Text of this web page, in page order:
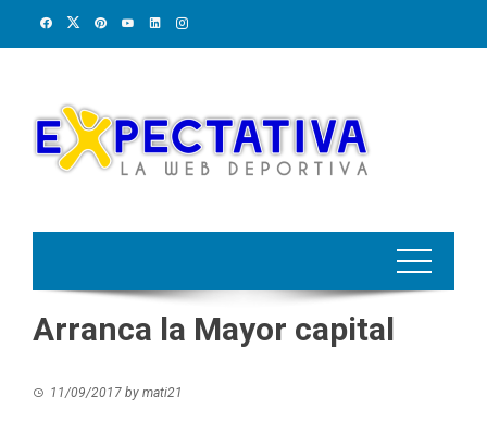
Arranca la Mayor capital
11/09/2017 by mati21